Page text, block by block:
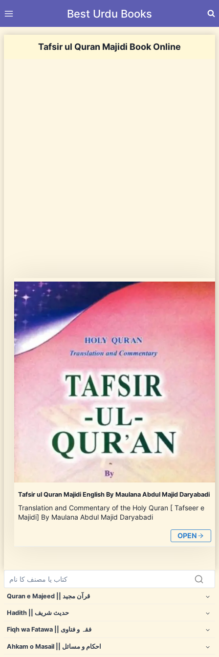
to
Best Urdu Books
Tafsir ul Quran Majidi Book Online
Tafsir ul Quran Majidi English By Maulana Abdul Majid Daryabadi
Translation and Commentary of the Holy Quran [ Tafseer e
Majidi] By Maulana Abdul Majid Daryabadi
OPEN
Quran e Majeed || قرآن مجید
Hadith || حدیث شریف
Fiqh wa Fatawa || فقہ و فتاوی
Ahkam o Masail || احکام و مسائل